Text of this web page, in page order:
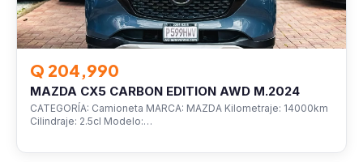
Q 204,990
MAZDA CX5 CARBON EDITION AWD M.2024
CATEGORÍA: Camioneta MARCA: MAZDA Kilometraje: 14000km
Cilindraje: 2.5cl Modelo:…